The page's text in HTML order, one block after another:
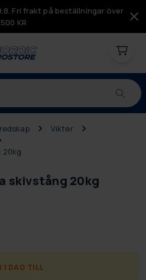
Fri frakt på beställningar över
500 KR
Vikter
20kg
skivstång 20kg
1 DAG TILL